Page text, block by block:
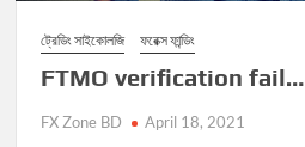
ট্রেডিং সাইকোলজি ফরেক্স ফান্ডিং
FTMO verification fail…
FX Zone BD April 18, 2021